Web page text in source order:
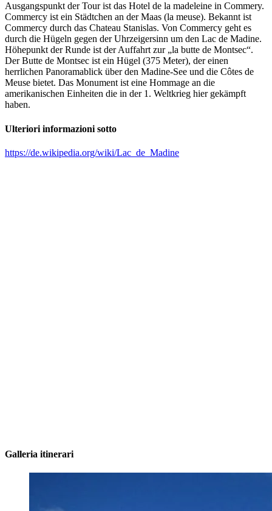
Ausgangspunkt der Tour ist das Hotel de la madeleine in Commery.
Commercy ist ein Städtchen an der Maas (la meuse). Bekannt ist
Commercy durch das Chateau Stanislas. Von Commercy geht es
durch die Hügeln gegen der Uhrzeigersinn um den Lac de Madine.
Höhepunkt der Runde ist der Auffahrt zur „la butte de Montsec“.
Der Butte de Montsec ist ein Hügel (375 Meter), der einen
herrlichen Panoramablick über den Madine-See und die Côtes de
Meuse bietet. Das Monument ist eine Hommage an die
amerikanischen Einheiten die in der 1. Weltkrieg hier gekämpft
haben.
Ulteriori informazioni sotto
https://de.wikipedia.org/wiki/Lac_de_Madine
Galleria itinerari